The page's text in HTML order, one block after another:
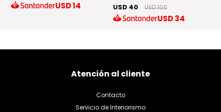
USD14 USD 40 USD 100
USD34
Atención al cliente
Contacto
Servicio de Interiorismo